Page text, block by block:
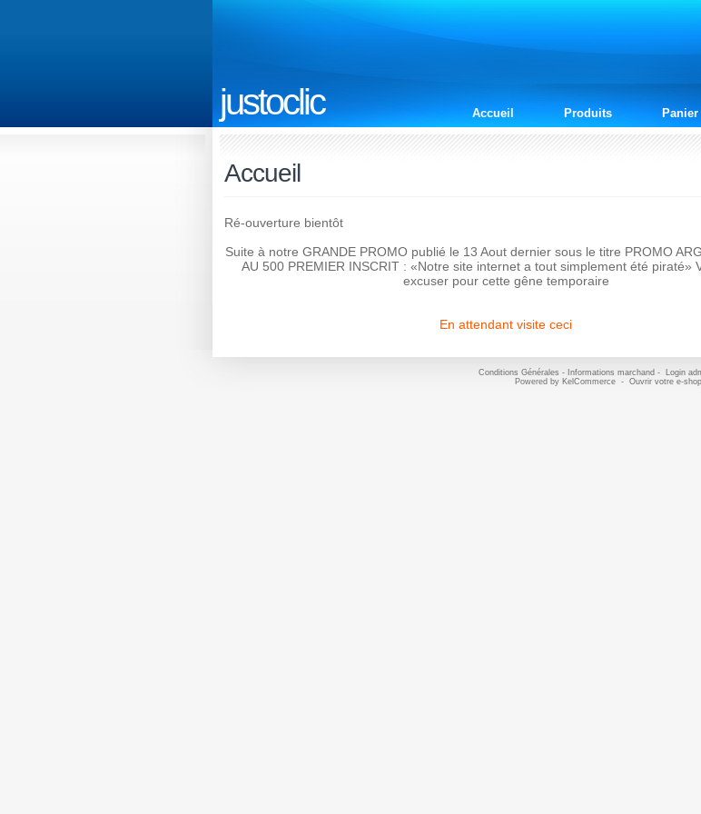
justoclic Accueil Produits Panier
Accueil
Ré-ouverture bientôt
Suite à notre GRANDE PROMO publié le 13 Aout dernier sous le titre PROMO
AU 500 PREMIER INSCRIT : «Notre site internet a tout simplement été piraté»
excuser pour cette gêne temporaire
En attendant visite ceci
Conditions Générales - Informations marchand - Login
Powered by KelCommerce - Ouvrir votre e-